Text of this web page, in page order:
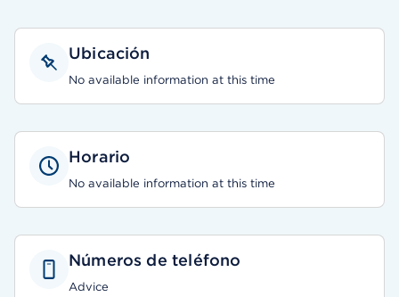
Ubicación
No available information at this time
Horario
No available information at this time
Números de teléfono
Advice